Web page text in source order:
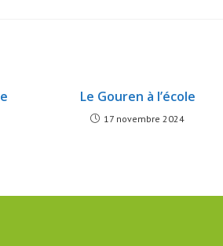
Le Gouren à l’école
17 novembre 2024